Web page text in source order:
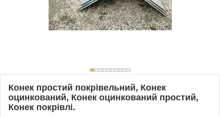
Конек простий покрівельний, Конек
оцинкований, Конек оцинкований простий,
Конек покрівлі.